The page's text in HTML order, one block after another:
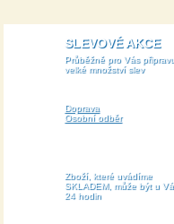
SLEVOVÉ AKCE
Průběžně pro Vás
velké množství slev
Doprava
Osobní odběr
Zboží, které uvádíme
SKLADEM, může být u
24 hodin